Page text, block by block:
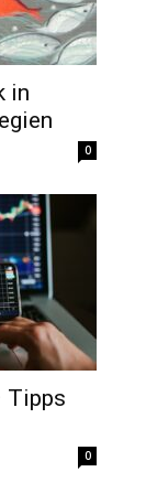
in
0
Tipps
0